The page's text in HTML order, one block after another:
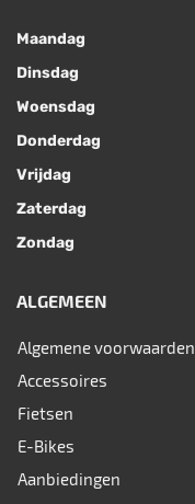
Maandag
Dinsdag
Woensdag
Donderdag
Vrijdag
Zaterdag
Zondag
ALGEMEEN
Algemene voorwaarden
Accessoires
Fietsen
E-Bikes
Aanbiedingen